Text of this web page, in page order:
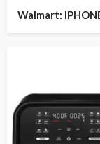
Walmart: